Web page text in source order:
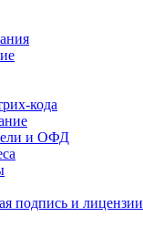
кода
и ОФД
подпись и лицензии